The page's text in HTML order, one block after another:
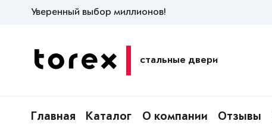
Уверенный выбор миллионов!
стальные двери
Главная Каталог О компании Отзывы